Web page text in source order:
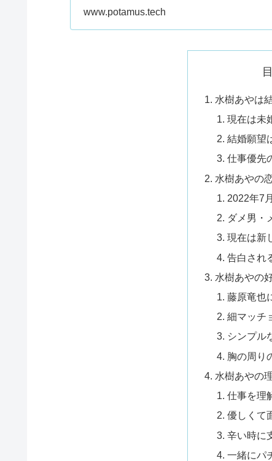
www.potamus.tech
水樹あやは
現在は未
結婚願望
仕事優先
水樹あやの
2022年7
ダメ男・
現在は新
告白され
水樹あやの
藤原竜也
細マッチ
シンプル
胸の周り
水樹あやの
仕事を理
優しくて
辛い時に
一緒にパ